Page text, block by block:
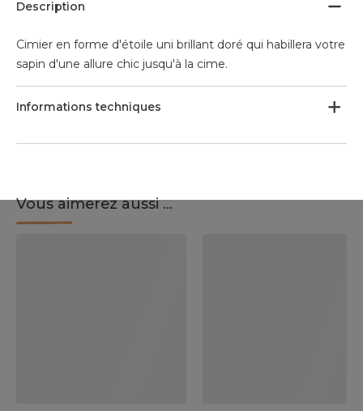
Description
Cimier en forme d'étoile uni brillant doré qui habillera votre
sapin d'une allure chic jusqu'à la cime.
Informations techniques
Vous aimerez aussi ...